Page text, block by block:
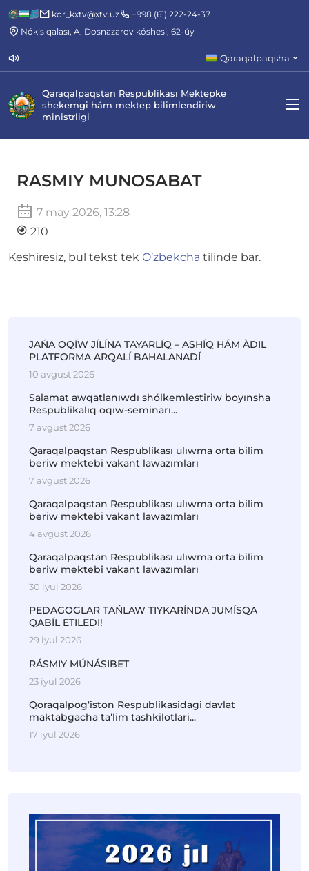
kor_kxtv@xtv.uz
+998 (61) 222-24-37
Nókis qalası, A. Dosnazarov kóshesi, 62-úy
Qaraqalpaqsha
Qaraqalpaqstan Respublikası Mektepke
shekemgi hám mektep bilimlendiriw
ministrligi
RASMIY MUNOSABAT
7 may 2026, 13:28
210
Keshiresiz, bul tekst tek O’zbekcha tilinde bar.
JAŃA OQÍW JÍLÍNA TAYARLÍQ – ASHÍQ HÁM ÀDIL
PLATFORMA ARQALÍ BAHALANADÍ
10 avgust 2026
Salamat awqatlanıwdı shólkemlestiriw boyınsha
Respublikalıq oqıw-seminarı...
7 avgust 2026
Qaraqalpaqstan Respublikası ulıwma orta bilim
beriw mektebi vakant lawazımları
7 avgust 2026
Qaraqalpaqstan Respublikası ulıwma orta bilim
beriw mektebi vakant lawazımları
4 avgust 2026
Qaraqalpaqstan Respublikası ulıwma orta bilim
beriw mektebi vakant lawazımları
30 iyul 2026
PEDAGOGLAR TAŃLAW TIYKARÍNDA JUMÍSQA
QABÍL ETILEDI!
29 iyul 2026
RÁSMIY MÚNÁSIBET
23 iyul 2026
Qoraqalpog‘iston Respublikasidagi davlat
maktabgacha ta’lim tashkilotlari...
17 iyul 2026